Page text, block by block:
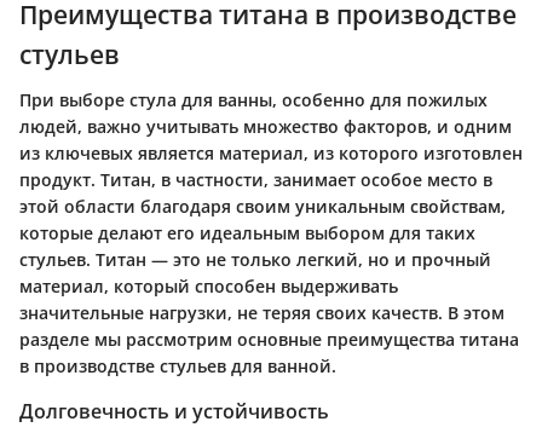
Преимущества титана в производстве
стульев
При выборе стула для ванны, особенно для пожилых
людей, важно учитывать множество факторов, и одним
из ключевых является материал, из которого изготовлен
продукт. Титан, в частности, занимает особое место в
этой области благодаря своим уникальным свойствам,
которые делают его идеальным выбором для таких
стульев. Титан — это не только легкий, но и прочный
материал, который способен выдерживать
значительные нагрузки, не теряя своих качеств. В этом
разделе мы рассмотрим основные преимущества титана
в производстве стульев для ванной.
Долговечность и устойчивость